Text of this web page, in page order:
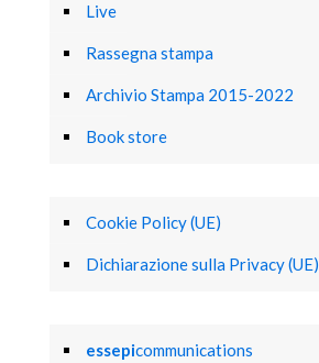
Live
Rassegna stampa
Archivio Stampa 2015-2022
Book store
Cookie Policy (UE)
Dichiarazione sulla Privacy (UE)
essepicommunications